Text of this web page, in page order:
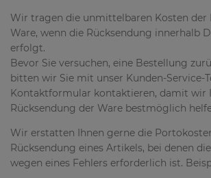
Wir tragen die unmittelbaren Kosten der
Ware, wenn die Rücksendung innerhalb
erfolgt.
Bevor Sie versuchen, eine Bestellung
bitten wir Sie mit unser Kunden-Service-
Kontaktformular kontaktieren, damit wir
Rücksendung der Ware bestmöglich
Wir erstatten Ihnen gerne die
Rücksendung eines Artikels, bei denen
wegen eines Fehlers erforderlich ist.